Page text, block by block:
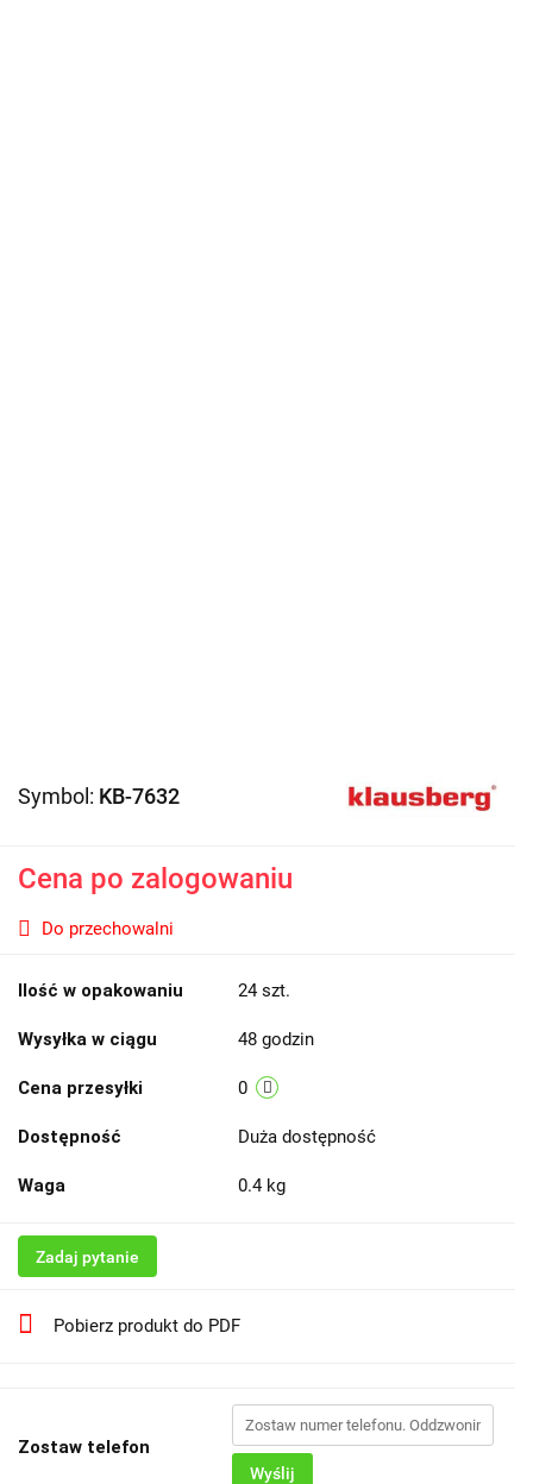
Symbol: KB-7632
Cena po zalogowaniu
Do przechowalni
Ilość w opakowaniu 24 szt.
Wysyłka w ciągu 48 godzin
Cena przesyłki 0
Dostępność Duża dostępność
Waga 0.4 kg
Zadaj pytanie
Pobierz produkt do PDF
Zostaw telefon
Wyślij